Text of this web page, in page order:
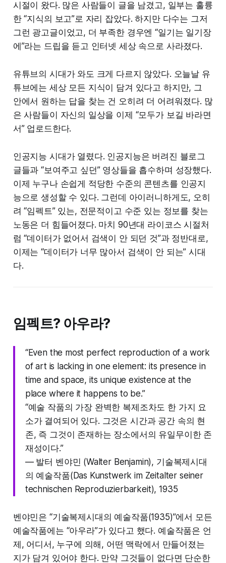
시절이 왔다. 많은 사람들이 글을 남겼고, 일부는 훌륭
한 “지식의 보고”로 자리 잡았다. 하지만 다수는 그저
그런 광고글이었고, 더 부족한 경우엔 “일기는 일기장
에”라는 드립을 듣고 인터넷 세상 속으로 사라졌다.
유튜브의 시대가 와도 크게 다르지 않았다. 오늘날 유
튜브에는 세상 모든 지식이 담겨 있다고 하지만, 그
안에서 원하는 답을 찾는 건 오히려 더 어려워졌다. 많
은 사람들이 자신의 일상을 이제 “모두가 보길 바라면
서” 업로드한다.
인공지능 시대가 열렸다. 인공지능은 버려진 블로그
글들과 “보여주고 싶던” 영상들을 흡수하며 성장했다.
이제 누구나 손쉽게 적당한 수준의 콘텐츠를 인공지
능으로 생성할 수 있다. 그런데 아이러니하게도, 오히
려 “임펙트” 있는, 전문적이고 수준 있는 정보를 찾는
노동은 더 힘들어졌다. 마치 90년대 라이코스 시절처
럼 “데이터가 없어서 검색이 안 되던 것”과 정반대로,
이제는 “데이터가 너무 많아서 검색이 안 되는” 시대
다.
임펙트? 아우라?
“Even the most perfect reproduction of a work
of art is lacking in one element: its presence in
time and space, its unique existence at the
place where it happens to be.”
“예술 작품의 가장 완벽한 복제조차도 한 가지 요
소가 결여되어 있다. 그것은 시간과 공간 속의 현
존, 즉 그것이 존재하는 장소에서의 유일무이한 존
재성이다.”
— 발터 벤야민 (Walter Benjamin), 기술복제시대
의 예술작품(Das Kunstwerk im Zeitalter seiner
technischen Reproduzierbarkeit), 1935
벤야민은 “기술복제시대의 예술작품(1935)”에서 모든
예술작품에는 “아우라”가 있다고 했다. 예술작품은 언
제, 어디서, 누구에 의해, 어떤 맥락에서 만들어졌는
지가 담겨 있어야 한다. 만약 그것들이 없다면 단순한